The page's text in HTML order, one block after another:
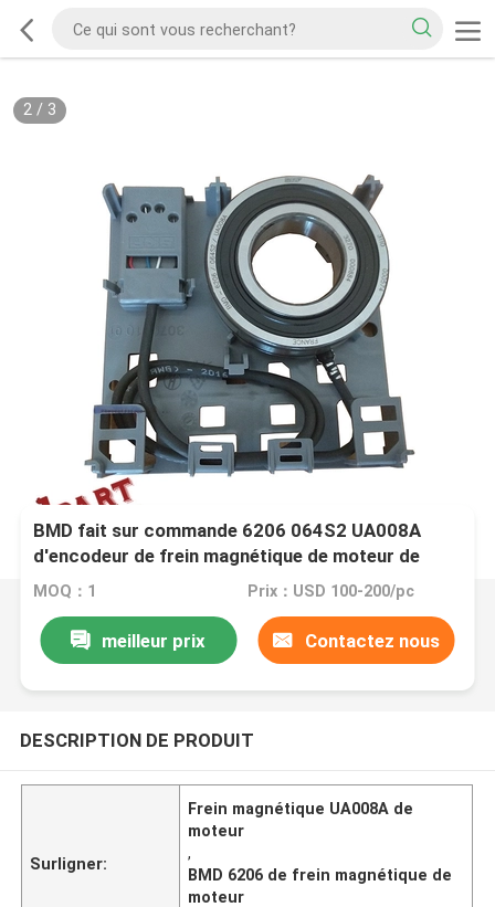
2/ 3
BMD fait sur commande 6206 064S2 UA008A
d'encodeur de frein magnétique de moteur de
chariot élévateur
MOQ：1 Prix：USD 100-200/pc
meilleur prix Contactez nous
DESCRIPTION DE PRODUIT
Surligner:
Frein magnétique UA008A de
moteur
,
BMD 6206 de frein magnétique de
moteur